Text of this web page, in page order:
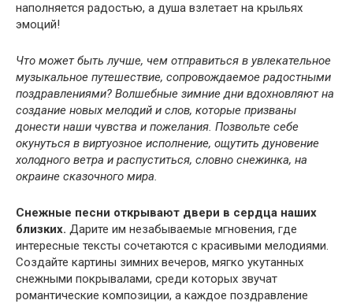
наполняется радостью, а душа взлетает на крыльях
эмоций!
Что может быть лучше, чем отправиться в увлекательное
музыкальное путешествие, сопровождаемое радостными
поздравлениями? Волшебные зимние дни вдохновляют на
создание новых мелодий и слов, которые призваны
донести наши чувства и пожелания. Позвольте себе
окунуться в виртуозное исполнение, ощутить дуновение
холодного ветра и распуститься, словно снежинка, на
окраине сказочного мира.
Снежные песни открывают двери в сердца наших
близких. Дарите им незабываемые мгновения, где
интересные тексты сочетаются с красивыми мелодиями.
Создайте картины зимних вечеров, мягко укутанных
снежными покрывалами, среди которых звучат
романтические композиции, а каждое поздравление